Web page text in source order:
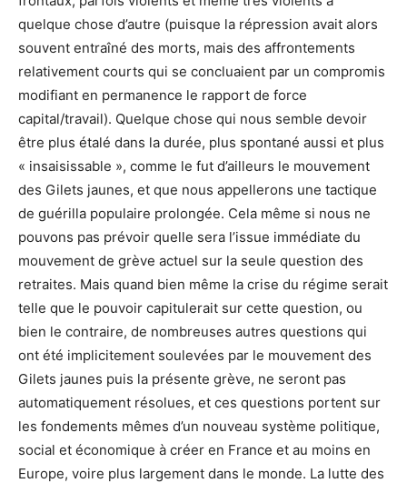
quelque chose d’autre (puisque la répression avait alors
souvent entraîné des morts, mais des affrontements
relativement courts qui se concluaient par un compromis
modifiant en permanence le rapport de force
capital/travail). Quelque chose qui nous semble devoir
être plus étalé dans la durée, plus spontané aussi et plus
« insaisissable », comme le fut d’ailleurs le mouvement
des Gilets jaunes, et que nous appellerons une tactique
de guérilla populaire prolongée. Cela même si nous ne
pouvons pas prévoir quelle sera l’issue immédiate du
mouvement de grève actuel sur la seule question des
retraites. Mais quand bien même la crise du régime serait
telle que le pouvoir capitulerait sur cette question, ou
bien le contraire, de nombreuses autres questions qui
ont été implicitement soulevées par le mouvement des
Gilets jaunes puis la présente grève, ne seront pas
automatiquement résolues, et ces questions portent sur
les fondements mêmes d’un nouveau système politique,
social et économique à créer en France et au moins en
Europe, voire plus largement dans le monde. La lutte des